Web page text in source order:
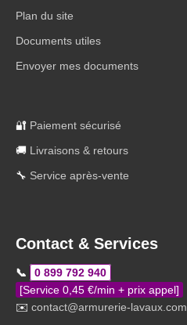
Plan du site
Documents utiles
Envoyer mes documents
🔐 Paiement sécurisé
🚚 Livraisons & retours
🔧 Service après-vente
Contact & Services
📞
0 899 792 940
[Service 0,45 €/min + prix appel]
✉️ contact@armurerie-lavaux.com